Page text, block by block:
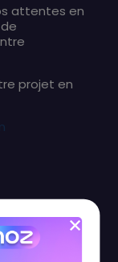
attentes en
projet en